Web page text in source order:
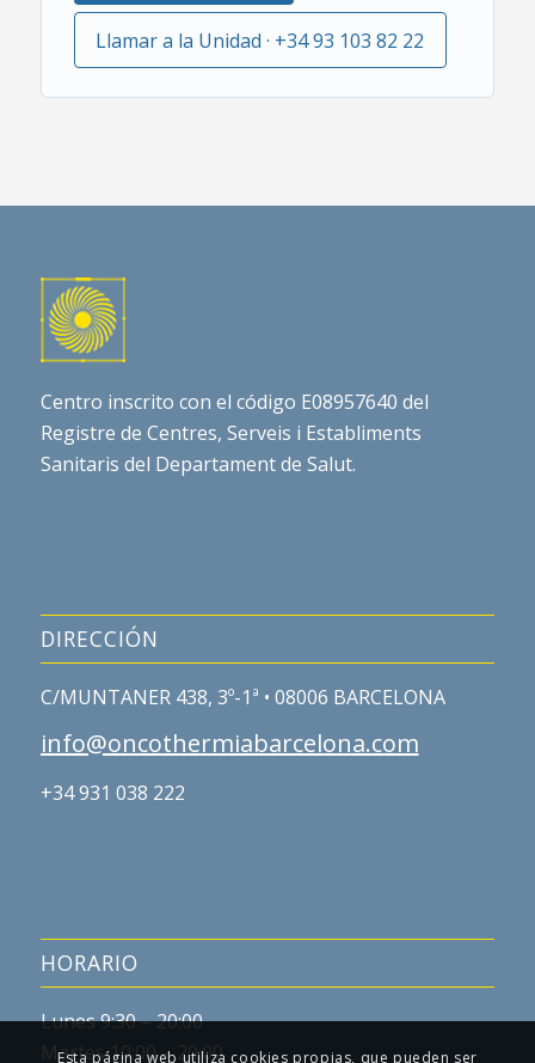
Llamar a la Unidad · +34 93 103 82 22
Centro inscrito con el código E08957640 del
Registre de Centres, Serveis i Establiments
Sanitaris del Departament de Salut.
DIRECCIÓN
C/MUNTANER 438, 3º-1ª • 08006 BARCELONA
info@oncothermiabarcelona.com
+34 931 038 222
HORARIO
Lunes 9:30 – 20:00
Martes 10:00 – 20:00
Esta página web utiliza cookies propias, que pueden ser